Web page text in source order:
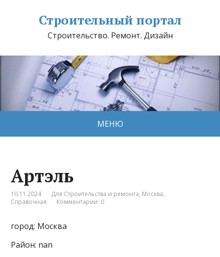
Строительный портал
Строительство. Ремонт. Дизайн
МЕНЮ
Артэль
10.11.2024 Для Строительства и ремонта, Москва,
Справочная
Комментарии: 0
город: Москва
Район: nan